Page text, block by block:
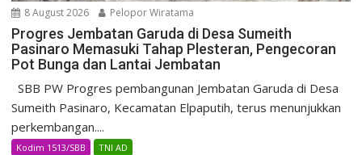
8 August 2026 Pelopor Wiratama
Progres Jembatan Garuda di Desa Sumeith
Pasinaro Memasuki Tahap Plesteran, Pengecoran
Pot Bunga dan Lantai Jembatan
SBB PW Progres pembangunan Jembatan Garuda di Desa
Sumeith Pasinaro, Kecamatan Elpaputih, terus menunjukkan
perkembangan....
Kodim 1513/SBB TNI AD